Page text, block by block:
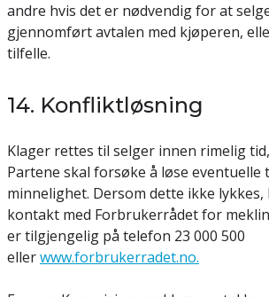
andre hvis det er nødvendig for at
gjennomført avtalen med kjøperen,
tilfelle.
14. Konfliktløsning
Klager rettes til selger innen rimelig
Partene skal forsøke å løse eventuelle
minnelighet. Dersom dette ikke
kontakt med Forbrukerrådet for
er tilgjengelig på telefon 23 000 500
ellerwww.forbrukerradet.no.